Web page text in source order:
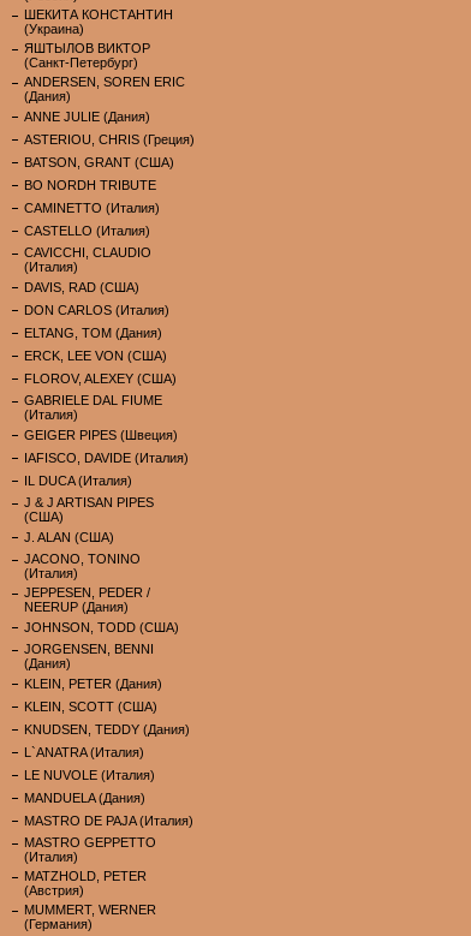
ШЕКИТА КОНСТАНТИН
(Украина)
ЯШТЫЛОВ ВИКТОР
(Санкт-Петербург)
ANDERSEN, SOREN ERIC
(Дания)
ANNE JULIE (Дания)
ASTERIOU, CHRIS (Греция)
BATSON, GRANT (США)
BO NORDH TRIBUTE
CAMINETTO (Италия)
CASTELLO (Италия)
CAVICCHI, CLAUDIO
(Италия)
DAVIS, RAD (США)
DON CARLOS (Италия)
ELTANG, TOM (Дания)
ERCK, LEE VON (США)
FLOROV, ALEXEY (США)
GABRIELE DAL FIUME
(Италия)
GEIGER PIPES (Швеция)
IAFISCO, DAVIDE (Италия)
IL DUCA (Италия)
J & J ARTISAN PIPES
(США)
J. ALAN (США)
JACONO, TONINO
(Италия)
JEPPESEN, PEDER /
NEERUP (Дания)
JOHNSON, TODD (США)
JORGENSEN, BENNI
(Дания)
KLEIN, PETER (Дания)
KLEIN, SCOTT (США)
KNUDSEN, TEDDY (Дания)
L`ANATRA (Италия)
LE NUVOLE (Италия)
MANDUELA (Дания)
MASTRO DE PAJA (Италия)
MASTRO GEPPETTO
(Италия)
MATZHOLD, PETER
(Австрия)
MUMMERT, WERNER
(Германия)